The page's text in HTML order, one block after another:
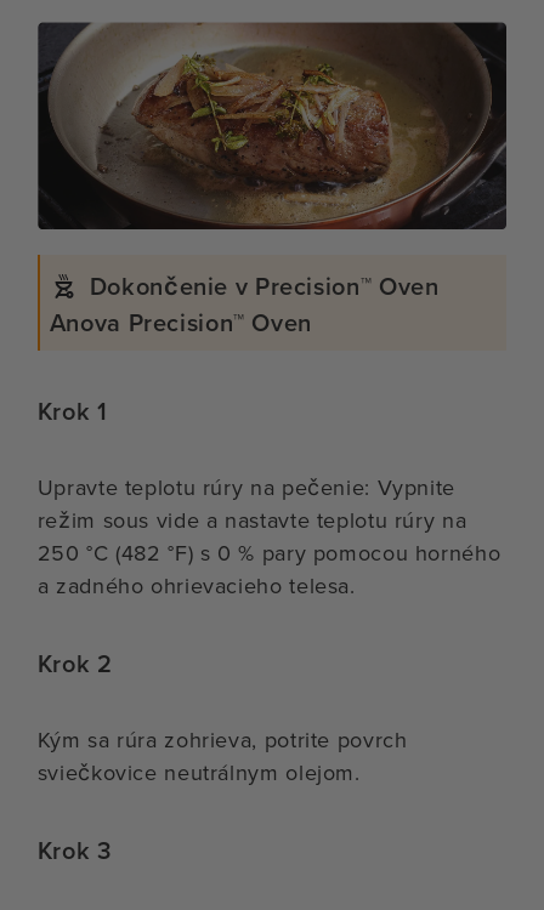
Dokončenie v Precision™ Oven
Anova Precision™ Oven
Krok 1
Upravte teplotu rúry na pečenie: Vypnite
režim sous vide a nastavte teplotu rúry na
250 °C (482 °F) s 0 % pary pomocou horného
a zadného ohrievacieho telesa.
Krok 2
Kým sa rúra zohrieva, potrite povrch
sviečkovice neutrálnym olejom.
Krok 3